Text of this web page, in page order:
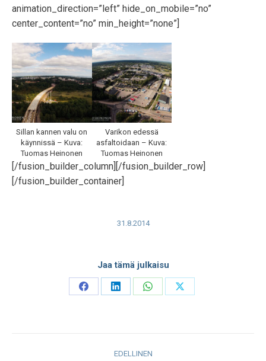
animation_direction=”left” hide_on_mobile=”no”
center_content=”no” min_height=”none”]
Sillan kannen valu on
käynnissä – Kuva:
Tuomas Heinonen
Varikon edessä
asfaltoidaan – Kuva:
Tuomas Heinonen
[/fusion_builder_column][/fusion_builder_row]
[/fusion_builder_container]
31.8.2014
Jaa tämä julkaisu
Share
Share
Share
Share
EDELLINEN